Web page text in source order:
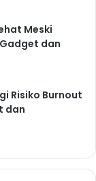
Meski
dan
Risiko Burnout
dan